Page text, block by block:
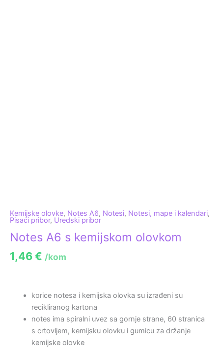
Kemijske olovke, Notes A6, Notesi, Notesi, mape i kalendari,
Pisaći pribor, Uredski pribor
Notes A6 s kemijskom olovkom
1,46€ /kom
korice notesa i kemijska olovka su izrađeni su
recikliranog kartona
notes ima spiralni uvez sa gornje strane, 60 stranica
s crtovljem, kemijsku olovku i gumicu za držanje
kemijske olovke